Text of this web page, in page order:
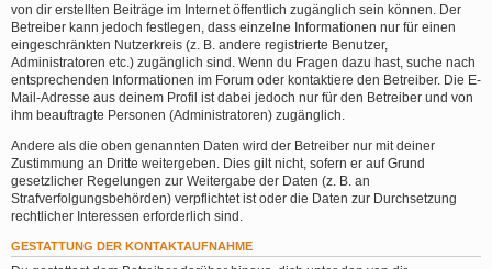
von dir erstellten Beiträge im Internet öffentlich zugänglich sein können. Der
Betreiber kann jedoch festlegen, dass einzelne Informationen nur für einen
eingeschränkten Nutzerkreis (z. B. andere registrierte Benutzer,
Administratoren etc.) zugänglich sind. Wenn du Fragen dazu hast, suche nach
entsprechenden Informationen im Forum oder kontaktiere den Betreiber. Die E-
Mail-Adresse aus deinem Profil ist dabei jedoch nur für den Betreiber und von
ihm beauftragte Personen (Administratoren) zugänglich.
Andere als die oben genannten Daten wird der Betreiber nur mit deiner
Zustimmung an Dritte weitergeben. Dies gilt nicht, sofern er auf Grund
gesetzlicher Regelungen zur Weitergabe der Daten (z. B. an
Strafverfolgungsbehörden) verpflichtet ist oder die Daten zur Durchsetzung
rechtlicher Interessen erforderlich sind.
GESTATTUNG DER KONTAKTAUFNAHME